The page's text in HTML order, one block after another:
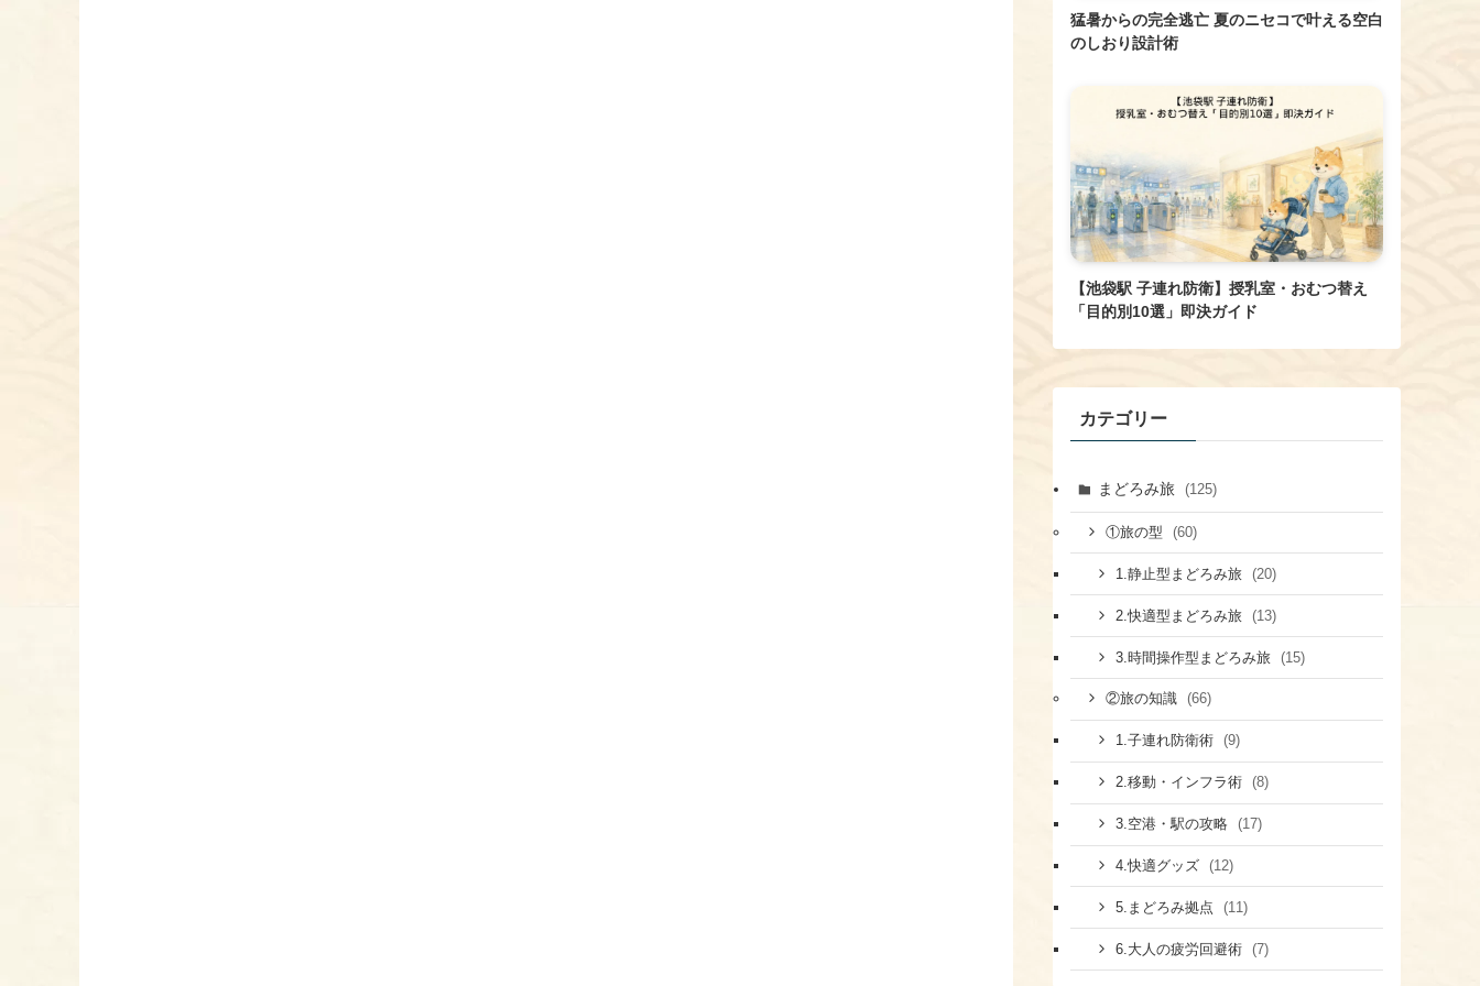
猛暑からの完全逃亡 夏のニセコで叶える空白
のしおり設計術
【池袋駅 子連れ防衛】授乳室・おむつ替え
「目的別10選」即決ガイド
カテゴリー
まどろみ旅 (125)
①旅の型 (60)
1.静止型まどろみ旅 (20)
2.快適型まどろみ旅 (13)
3.時間操作型まどろみ旅 (15)
②旅の知識 (66)
1.子連れ防衛術 (9)
​2.移動・インフラ術 (8)
​3.空港・駅の攻略 (17)
​4.快適グッズ (12)
​5.まどろみ拠点 (11)
6.大人の疲労回避術 (7)